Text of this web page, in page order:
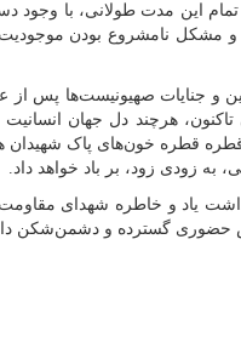
این مدت طولانی، با وجود دست
مشکل نامشروع بودن موجودیت
و جنایات صهیونیست‌ها پس از
هرچند دل جهان
قطره خون‌های پاک شهیدان
به زودی زود، بر باد خواهد داد.
یاد و خاطره شهدای
حضوری گسترده و دشمن‌شکن